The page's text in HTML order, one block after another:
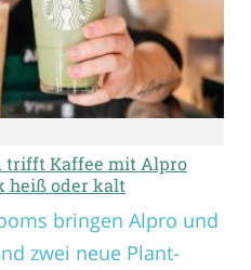
trifft Kaffee mit Alpro
heiß oder kalt
bringen Alpro und
zwei neue Plant-